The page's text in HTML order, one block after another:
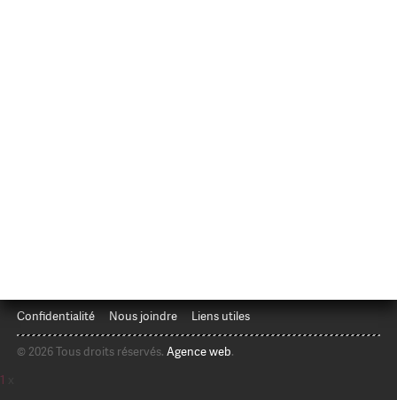
Confidentialité Nous joindre Liens utiles
© 2026 Tous droits réservés. Agence web.
1